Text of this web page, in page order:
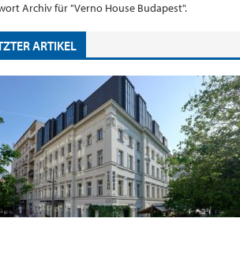
Archiv für "Verno House Budapest".
ARTIKEL